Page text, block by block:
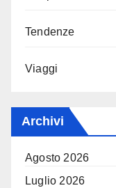
Tendenze
Viaggi
Archivi
Agosto 2026
Luglio 2026